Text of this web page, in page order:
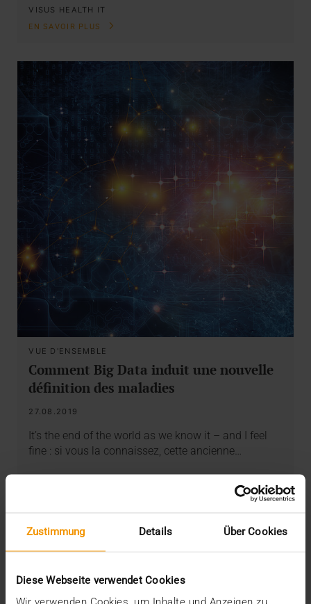
Zustimmung Details Über Cookies
Diese Webseite verwendet Cookies
VISUS HEALTH IT
EN SAVOIR PLUS
VUE D'ENSEMBLE
Comment Big Data induit une nouvelle
définition des maladies
27.08.2019
It’s the end of the world as we know it – and I feel
fine : si vous la connaissez, cette ancienne…